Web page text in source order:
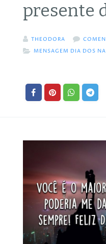
presente
THEODORA
MENSAGEM DIA DOS